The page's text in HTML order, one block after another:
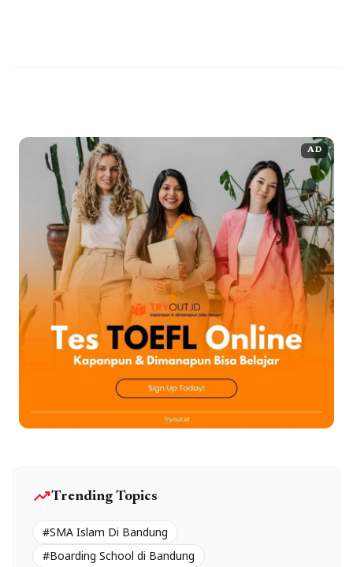
AD
trending_upTrending Topics
#SMA Islam Di Bandung
#Boarding School di Bandung